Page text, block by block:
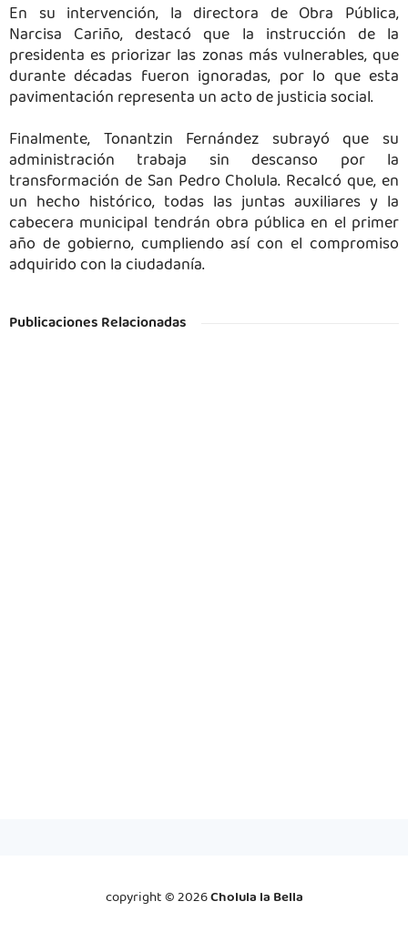
En su intervención, la directora de Obra Pública,
Narcisa Cariño, destacó que la instrucción de la
presidenta es priorizar las zonas más vulnerables, que
durante décadas fueron ignoradas, por lo que esta
pavimentación representa un acto de justicia social.
Finalmente, Tonantzin Fernández subrayó que su
administración trabaja sin descanso por la
transformación de San Pedro Cholula. Recalcó que, en
un hecho histórico, todas las juntas auxiliares y la
cabecera municipal tendrán obra pública en el primer
año de gobierno, cumpliendo así con el compromiso
adquirido con la ciudadanía.
Publicaciones Relacionadas
copyright ©2026Cholula la Bella